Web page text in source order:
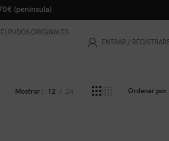
(península)
ORIGINALES
ENTRAR /
Mostrar 12 24